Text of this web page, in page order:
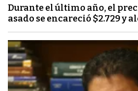
Durante el último año, el
asado se encareció $2.729 y